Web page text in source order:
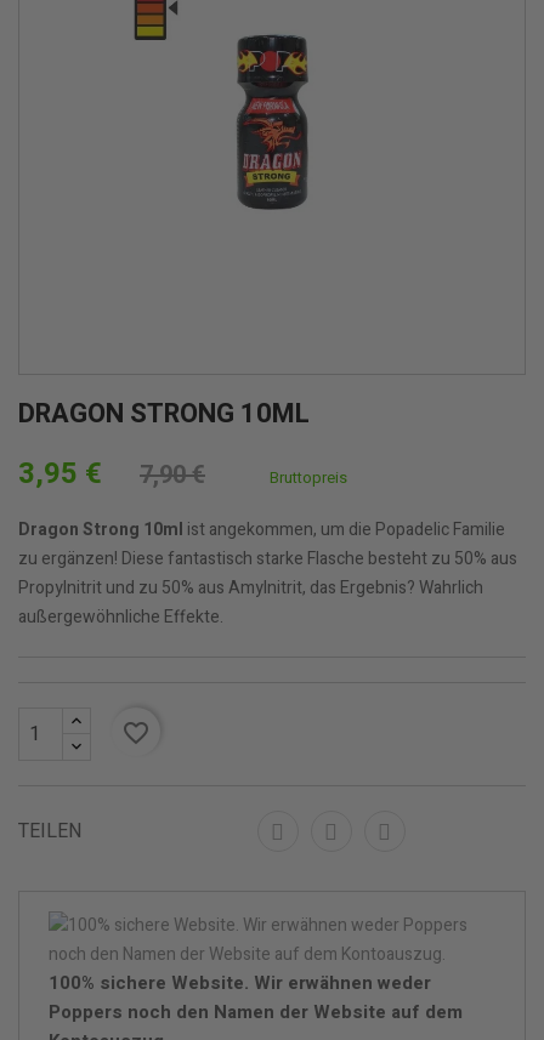
DRAGON STRONG 10ML
3,95 € 7,90 € Bruttopreis
Dragon Strong 10ml ist angekommen, um die Popadelic Familie
zu ergänzen! Diese fantastisch starke Flasche besteht zu 50% aus
Propylnitrit und zu 50% aus Amylnitrit, das Ergebnis? Wahrlich
außergewöhnliche Effekte.
favorite_border
TEILEN
100% sichere Website. Wir erwähnen weder
Poppers noch den Namen der Website auf dem